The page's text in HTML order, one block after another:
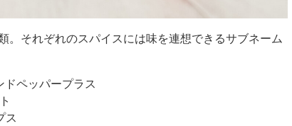
。それぞれのスパイスには味を連想できるサブネーム
ドペッパープラス
ス